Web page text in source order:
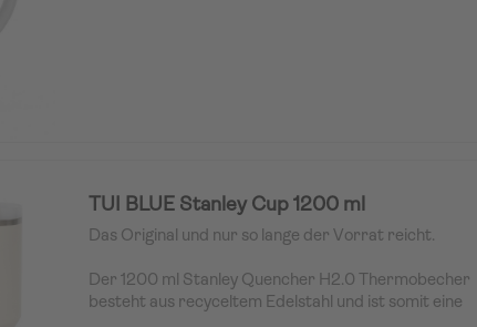
TUI BLUE Stanley Cup 1200 ml
Das Original und nur so lange der Vorrat reicht.
Der 1200 ml Stanley Quencher H2.0 Thermobecher
besteht aus recyceltem Edelstahl und ist somit eine